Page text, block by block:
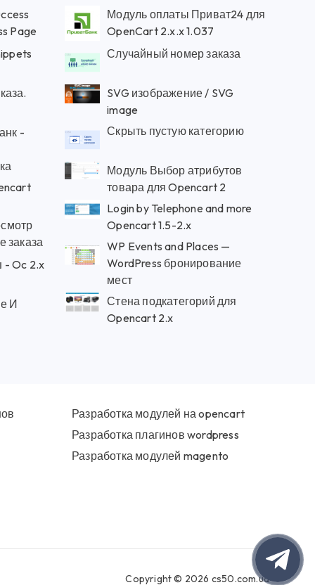
Page
-
заказа
Oc 2.x
И
Модуль оплаты Приват24 для
OpenCart 2.x.x 1.037
Случайный номер заказа
SVG изображение / SVG
image
Скрыть пустую категорию
Модуль Выбор атрибутов
товара для Opencart 2
Login by Telephone and more
Opencart 1.5-2.x
WP Events and Places —
WordPress бронирование
мест
Стена подкатегорий для
Opencart 2.x
Разработка модулей на opencart
Разработка плагинов wordpress
Разработка модулей magento
Copyright © 2026 cs50.com.ua